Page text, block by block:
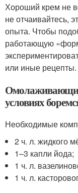
Хороший крем не
не отчаивайтесь,
опыта. Чтобы
работающую
или иные рецепты.
условиях
Необходимые
2 ч. л. жидкого
1–3 капли йода;
1 ч. л.
1 ч. л.